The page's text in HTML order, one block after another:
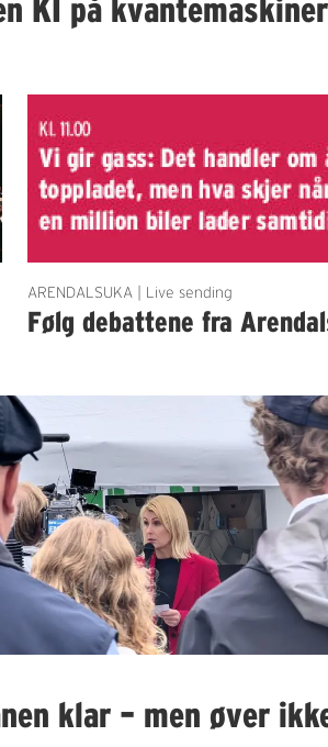
KI på
ARENDALSUKA | Live sending
Følg debattene fra
klar – men øver